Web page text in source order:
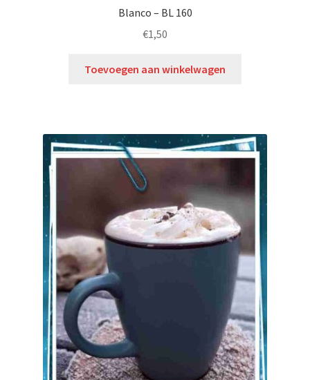
Blanco – BL 160
€1,50
Toevoegen aan winkelwagen